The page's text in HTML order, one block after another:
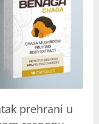
prehrani u